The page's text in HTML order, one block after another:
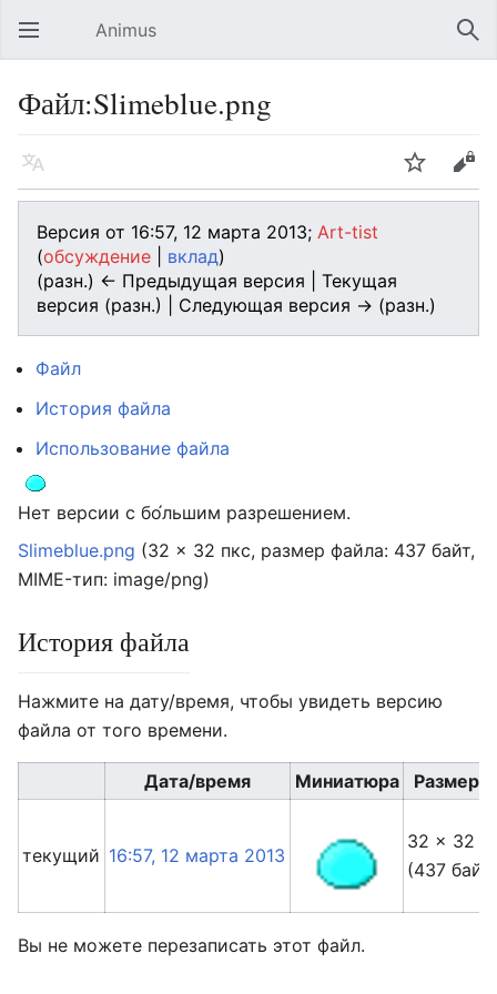
Открыть главное меню Animus
Файл:Slimeblue.png
Язык Следить
Версия от 16:57, 12 марта 2013; Art-tist
(обсуждение вклад)
(разн.) ← Предыдущая версия | Текущая
версия (разн.) | Следующая версия → (разн.)
Файл
История файла
Использование файла
Нет версии с бо́льшим разрешением.
Slimeblue.png (32 × 32 пкс, размер файла: 437 байт,
MIME-тип: image/png)
История файла
Нажмите на дату/время, чтобы увидеть версию
файла от того времени.
Дата/время Миниатюра Размеры
текущий 16:57, 12 марта 2013
32 × 32
(437
Вы не можете перезаписать этот файл.